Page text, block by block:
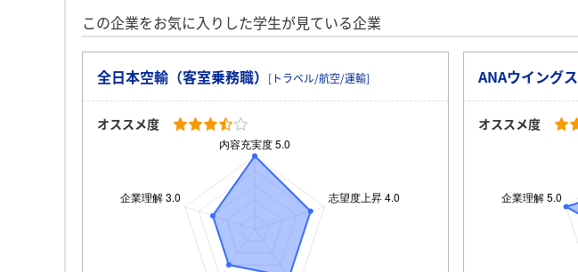
この企業をお気に入りした学生が見ている企業
全日本空輸（客室乗務職） [トラベル/航空/運輸]
オススメ度
ANAウイングス
オススメ度